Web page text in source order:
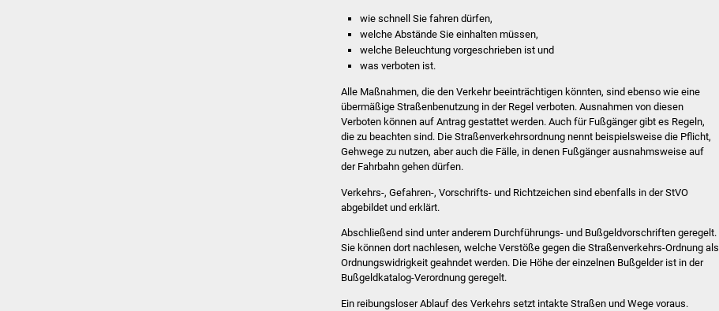
wie schnell Sie fahren dürfen,
welche Abstände Sie einhalten müssen,
welche Beleuchtung vorgeschrieben ist und
was verboten ist.
Alle Maßnahmen, die den Verkehr beeinträchtigen könnten, sind ebenso wie eine
übermäßige Straßenbenutzung in der Regel verboten. Ausnahmen von diesen
Verboten können auf Antrag gestattet werden. Auch für Fußgänger gibt es Regeln,
die zu beachten sind. Die Straßenverkehrsordnung nennt beispielsweise die Pflicht,
Gehwege zu nutzen, aber auch die Fälle, in denen Fußgänger ausnahmsweise auf
der Fahrbahn gehen dürfen.
Verkehrs-, Gefahren-, Vorschrifts- und Richtzeichen sind ebenfalls in der StVO
abgebildet und erklärt.
Abschließend sind unter anderem Durchführungs- und Bußgeldvorschriften geregelt.
Sie können dort nachlesen, welche Verstöße gegen die Straßenverkehrs-Ordnung als
Ordnungswidrigkeit geahndet werden. Die Höhe der einzelnen Bußgelder ist in der
Bußgeldkatalog-Verordnung geregelt.
Ein reibungsloser Ablauf des Verkehrs setzt intakte Straßen und Wege voraus.